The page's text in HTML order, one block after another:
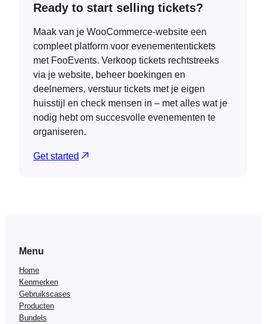
Ready to start selling tickets?
Maak van je WooCommerce-website een
compleet platform voor evenemententickets
met FooEvents. Verkoop tickets rechtstreeks
via je website, beheer boekingen en
deelnemers, verstuur tickets met je eigen
huisstijl en check mensen in – met alles wat je
nodig hebt om succesvolle evenementen te
organiseren.
Get started
Menu
Home
Kenmerken
Gebruikscases
Producten
Bundels